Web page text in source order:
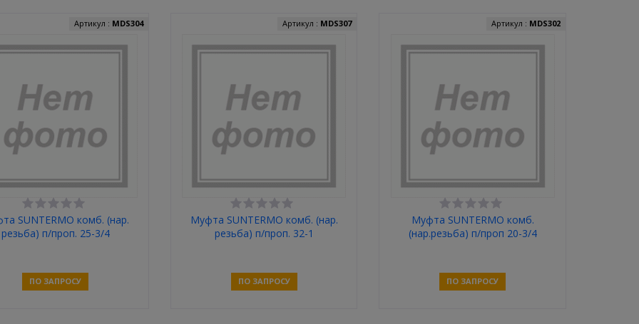
SUNTERMO комб. (нар.
резьба) п/проп. 25-3/4
Артикул : MDS304
ПО ЗАПРОСУ
Муфта SUNTERMO комб. (нар.
резьба) п/проп. 32-1
Артикул : MDS307
ПО ЗАПРОСУ
Муфта SUNTERMO комб.
(нар.резьба) п/проп 20-3/4
Артикул : MDS302
ПО ЗАПРОСУ